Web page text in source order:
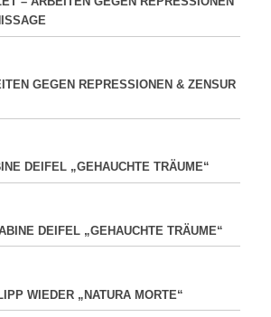
GEGEN REPRESSIONEN & ZENSUR
DEIFEL „GEHAUCHTE TRÄUME“
DEIFEL „GEHAUCHTE TRÄUME“
WIEDER „NATURA MORTE“